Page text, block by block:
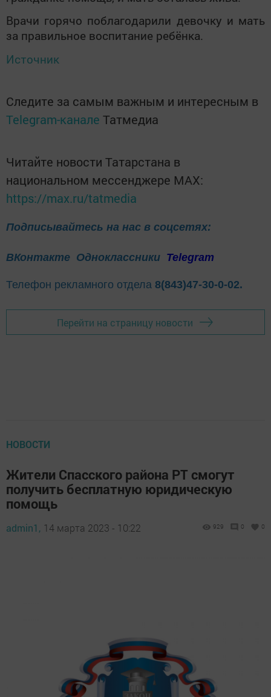
Врачи горячо поблагодарили девочку и мать
за правильное воспитание ребёнка.
Источник
Следите за самым важным и интересным в
Telegram-канале Татмедиа
Читайте новости Татарстана в
национальном мессенджере MАХ:
https://max.ru/tatmedia
Подписывайтесь на нас в соцсетях:
ВКонтакте Одноклассники Telegram
Телефон рекламного отдела 8(843)47-30-0-02.
Перейти на страницу новости
НОВОСТИ
Жители Спасского района РТ смогут
получить бесплатную юридическую
помощь
admin1, 14 марта 2023 - 10:22 929 0 0